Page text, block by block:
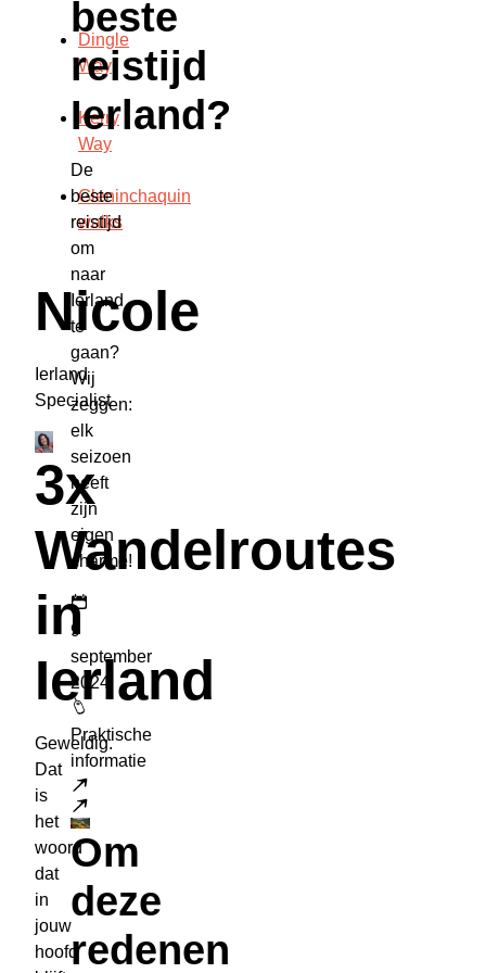
Dingle
Way
Kerry
Way
Gleninchaquin
walks
Nicole
Ierland
Specialist
3x
Wandelroutes
in
Ierland
Geweldig.
Dat
is
het
woord
dat
in
jouw
hoofd
beste
reistijd
Ierland?
De
beste
reistijd
om
naar
Ierland
te
gaan?
Wij
zeggen:
elk
seizoen
heeft
zijn
eigen
charme!
9
september
2024
Praktische
informatie
Lees meer
Om
deze
redenen